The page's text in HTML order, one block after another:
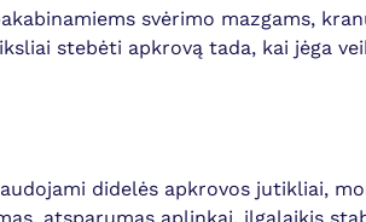
svėrimo mazgams,
stebėti apkrovą tada, kai jėga
didelės apkrovos jutikliai,